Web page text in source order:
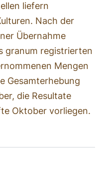
liefern
Nach der
Übernahme
granum registrierten
Mengen
Gesamterhebung
die Resultate
Oktober vorliegen.